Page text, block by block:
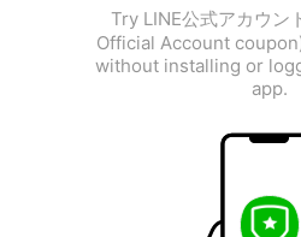
Try LINE公式アカウン
Official Account
without installing or
app.